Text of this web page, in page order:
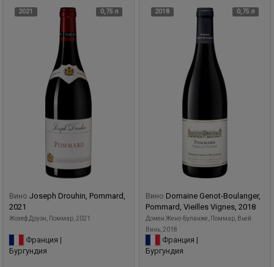
2021 0,75 л
Вино Joseph Drouhin, Pommard,
2021
Жозеф Друэн, Поммар, 2021
Франция |
Бургундия
2018 0,75 л
Вино Domaine Genot-Boulanger,
Pommard, Vieilles Vignes, 2018
Домен Жено-Буланже, Поммар, Вьей
Винь, 2018
Франция |
Бургундия